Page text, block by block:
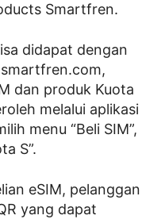
Smartfren.
didapat dengan
dan produk Kuota
melalui aplikasi
menu “Beli SIM”,
S”.
eSIM, pelanggan
yang dapat